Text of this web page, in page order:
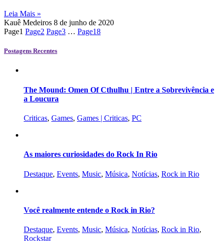
Leia Mais »
Kauê Medeiros 8 de junho de 2020
Page1 Page2 Page3 … Page18
Postagens Recentes
The Mound: Omen Of Cthulhu | Entre a Sobrevivência e
a Loucura
Criticas, Games, Games | Criticas, PC
As maiores curiosidades do Rock In Rio
Destaque, Events, Music, Música, Notícias, Rock in Rio
Você realmente entende o Rock in Rio?
Destaque, Events, Music, Música, Notícias, Rock in Rio,
Rockstar